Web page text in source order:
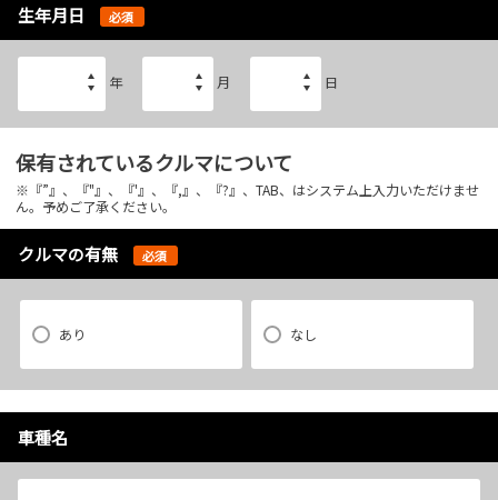
生年月日 必須
年 月 日
保有されているクルマについて
※『”』、『"』、『'』、『,』、『?』、TAB、はシステム上入力いただけませ
ん。予めご了承ください。
クルマの有無 必須
あり なし
車種名